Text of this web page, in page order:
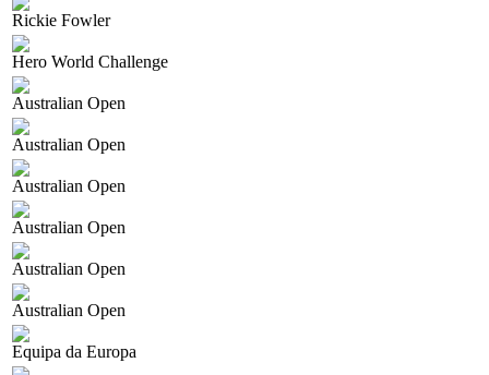
Rickie Fowler
Hero World Challenge
Australian Open
Australian Open
Australian Open
Australian Open
Australian Open
Australian Open
Equipa da Europa